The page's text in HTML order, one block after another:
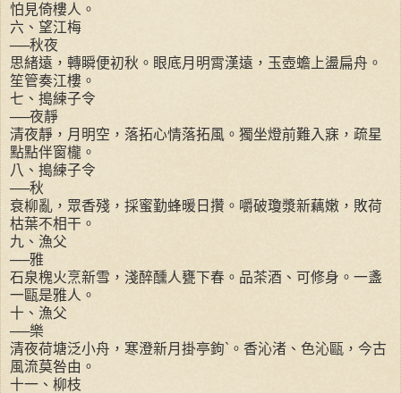
怕見倚樓人。
六、望江梅
──秋夜
思緒遠，轉瞬便初秋。眼底月明霄漢遠，玉壺蟾上盪扁舟。
笙管奏江樓。
七、搗練子令
──夜靜
清夜靜，月明空，落拓心情落拓風。獨坐燈前難入寐，疏星
點點伴窗櫳。
八、搗練子令
──秋
衰柳亂，眾香殘，採蜜勤蜂暖日攢。嚼破瓊漿新藕嫩，敗荷
枯葉不相干。
九、漁父
──雅
石泉槐火烹新雪，淺醉醺人甕下春。品茶酒、可修身。一盞
一甌是雅人。
十、漁父
──樂
清夜荷塘泛小舟，寒澄新月掛亭鉤`。香沁渚、色沁甌，今古
風流莫咎由。
十一、柳枝